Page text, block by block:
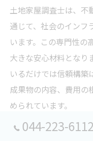
土地家屋調査士は、不
通じて、社会のインフ
います。この専門性の
大きな安心材料となり
いるだけでは信頼構築
成果物の内容、費用の
められています。
なぜなら、調査士の業
044-223-6112